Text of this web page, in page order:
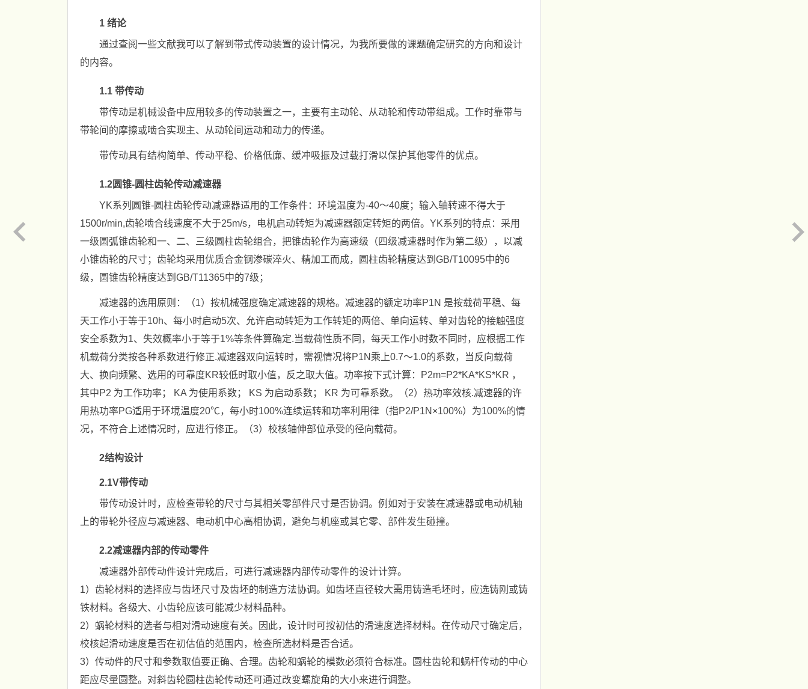
1 绪论
通过查阅一些文献我可以了解到带式传动装置的设计情况，为我所要做的课题确定研究的方向和设计
的内容。
1.1 带传动
带传动是机械设备中应用较多的传动装置之一，主要有主动轮、从动轮和传动带组成。工作时靠带与
带轮间的摩擦或啮合实现主、从动轮间运动和动力的传递。
带传动具有结构简单、传动平稳、价格低廉、缓冲吸振及过载打滑以保护其他零件的优点。
1.2圆锥-圆柱齿轮传动减速器
YK系列圆锥-圆柱齿轮传动减速器适用的工作条件：环境温度为-40～40度；输入轴转速不得大于
1500r/min,齿轮啮合线速度不大于25m/s，电机启动转矩为减速器额定转矩的两倍。YK系列的特点：采用
一级圆弧锥齿轮和一、二、三级圆柱齿轮组合，把锥齿轮作为高速级（四级减速器时作为第二级），以减
小锥齿轮的尺寸；齿轮均采用优质合金钢渗碳淬火、精加工而成，圆柱齿轮精度达到GB/T10095中的6
级，圆锥齿轮精度达到GB/T11365中的7级；
减速器的选用原则：（1）按机械强度确定减速器的规格。减速器的额定功率P1N 是按载荷平稳、每
天工作小于等于10h、每小时启动5次、允许启动转矩为工作转矩的两倍、单向运转、单对齿轮的接触强度
安全系数为1、失效概率小于等于1%等条件算确定.当载荷性质不同，每天工作小时数不同时，应根据工作
机载荷分类按各种系数进行修正.减速器双向运转时，需视情况将P1N乘上0.7～1.0的系数，当反向载荷
大、换向频繁、选用的可靠度KR较低时取小值，反之取大值。功率按下式计算：P2m=P2*KA*KS*KR ，
其中P2 为工作功率； KA 为使用系数； KS 为启动系数； KR 为可靠系数。（2）热功率效核.减速器的许
用热功率PG适用于环境温度20℃，每小时100%连续运转和功率利用律（指P2/P1N×100%）为100%的情
况，不符合上述情况时，应进行修正。（3）校核轴伸部位承受的径向载荷。
2结构设计
2.1V带传动
带传动设计时，应检查带轮的尺寸与其相关零部件尺寸是否协调。例如对于安装在减速器或电动机轴
上的带轮外径应与减速器、电动机中心高相协调，避免与机座或其它零、部件发生碰撞。
2.2减速器内部的传动零件
减速器外部传动件设计完成后，可进行减速器内部传动零件的设计计算。
1）齿轮材料的选择应与齿坯尺寸及齿坯的制造方法协调。如齿坯直径较大需用铸造毛坯时，应选铸刚或铸
铁材料。各级大、小齿轮应该可能减少材料品种。
2）蜗轮材料的选者与相对滑动速度有关。因此，设计时可按初估的滑速度选择材料。在传动尺寸确定后，
校核起滑动速度是否在初估值的范围内，检查所选材料是否合适。
3）传动件的尺寸和参数取值要正确、合理。齿轮和蜗轮的模数必须符合标准。圆柱齿轮和蜗杆传动的中心
距应尽量圆整。对斜齿轮圆柱齿轮传动还可通过改变螺旋角的大小来进行调整。